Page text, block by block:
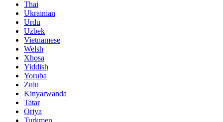
Thai
Ukrainian
Urdu
Uzbek
Vietnamese
Welsh
Xhosa
Yiddish
Yoruba
Zulu
Kinyarwanda
Tatar
Oriya
Turkmen